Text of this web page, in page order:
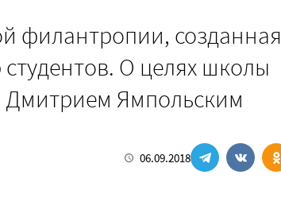
филантропии, созданная
О целях школы
Дмитрием Ямпольским
06.09.2018